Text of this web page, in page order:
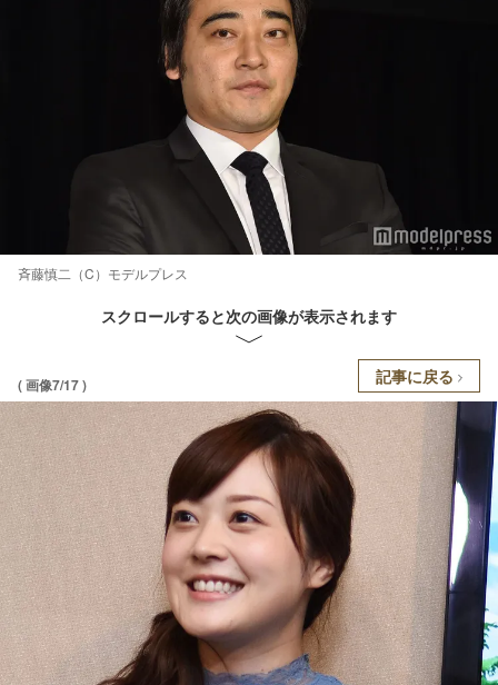
斉藤慎二（C）モデルプレス
スクロールすると次の画像が表示されます
( 画像7/17 ) 記事に戻る